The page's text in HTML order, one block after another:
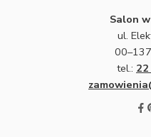
Salon
ul.
tel.: